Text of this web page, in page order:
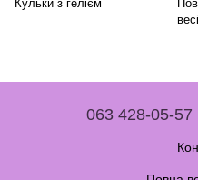
Кульки з гелієм
063 428-05-57